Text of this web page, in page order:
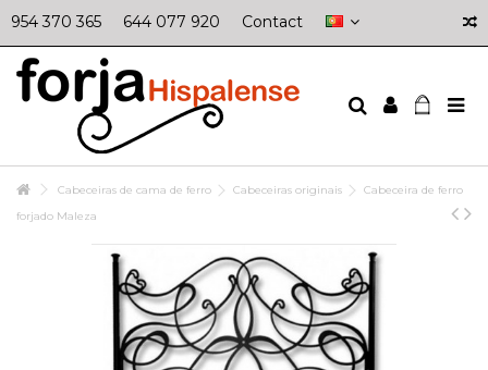
954 370 365 644 077 920 Contact
Cabeceiras de cama de ferro Cabeceiras originais
Cabeceira de ferro
forjado Maleza